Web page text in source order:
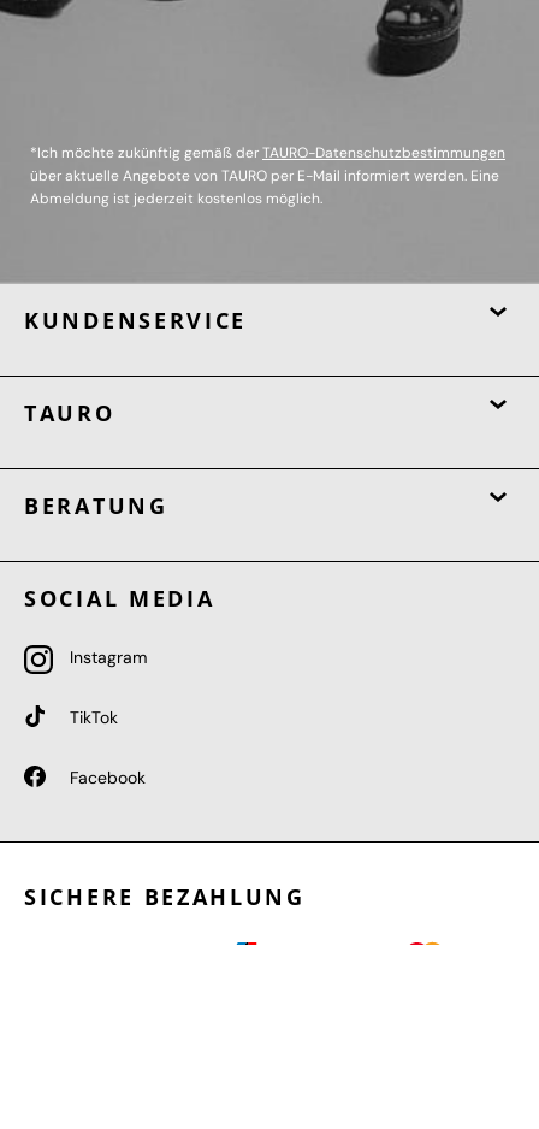
*Ich möchte zukünftig gemäß derTAURO-Datenschutzbestimmungen
über aktuelle Angebote von TAURO per E-Mail informiert werden. Eine
Abmeldung ist jederzeit kostenlos möglich.
KUNDENSERVICE
TAURO
BERATUNG
SOCIAL MEDIA
Instagram
TikTok
Facebook
SICHERE BEZAHLUNG